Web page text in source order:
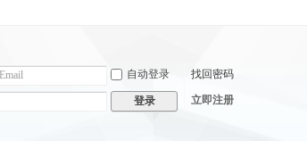
自动登录 找回密码
登录 立即注册